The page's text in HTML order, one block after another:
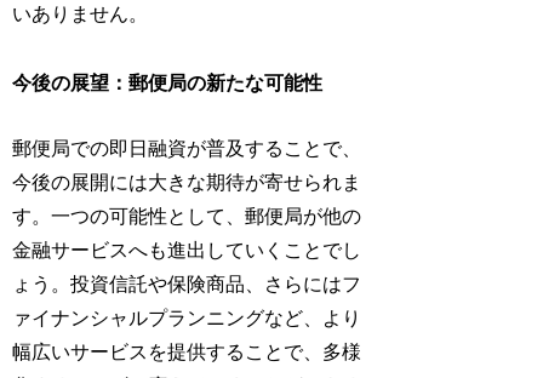
いありません。
今後の展望：郵便局の新たな可能性
郵便局での即日融資が普及することで、
今後の展開には大きな期待が寄せられま
す。一つの可能性として、郵便局が他の
金融サービスへも進出していくことでし
ょう。投資信託や保険商品、さらにはフ
ァイナンシャルプランニングなど、より
幅広いサービスを提供することで、多様